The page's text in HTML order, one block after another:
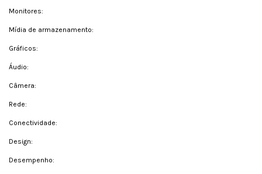
Monitores:
Mídia de armazenamento:
Gráficos:
Áudio:
Câmera:
Rede:
Conectividade:
Design:
Desempenho: